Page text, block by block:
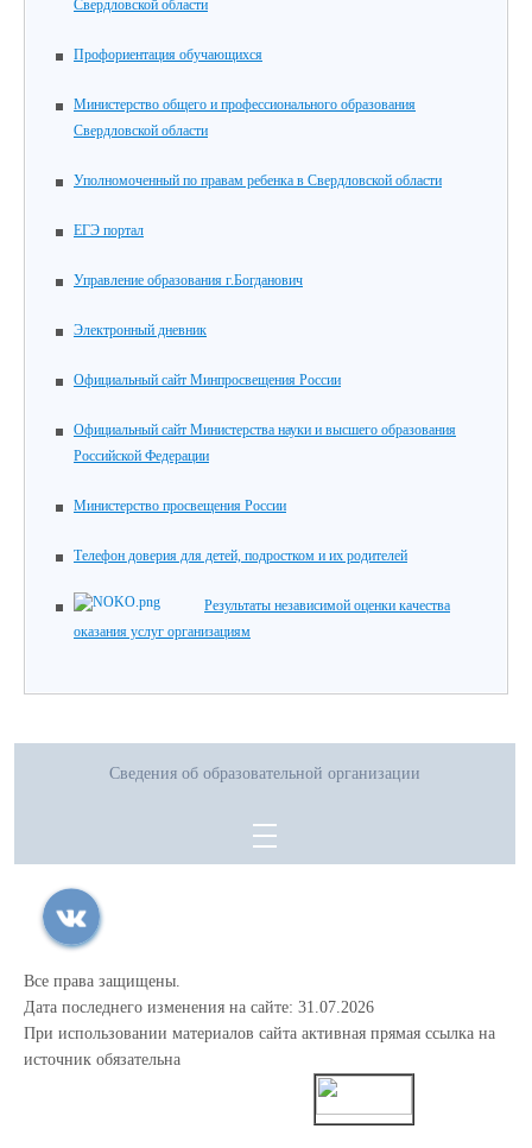
Свердловской области
Профориентация обучающихся
Министерство общего и профессионального образования
Свердловской области
Уполномоченный по правам ребенка в Свердловской области
ЕГЭ портал
Управление образования г.Богданович
Электронный дневник
Официальный сайт Минпросвещения России
Официальный сайт Министерства науки и высшего образования
Российской Федерации
Министерство просвещения России
Телефон доверия для детей, подростком и их родителей
Результаты независимой оценки качества
оказания услуг организациям
Сведения об образовательной организации
Все права защищены.
Дата последнего изменения на сайте: 31.07.2026
При использовании материалов сайта активная прямая ссылка на
источник обязательна